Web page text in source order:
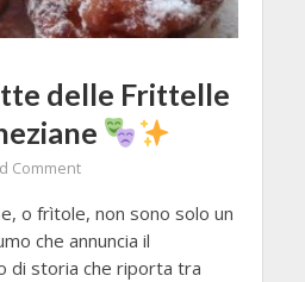
delle Frittelle
Comment
o frìtole, non sono solo un
che annuncia il
di storia che riporta tra